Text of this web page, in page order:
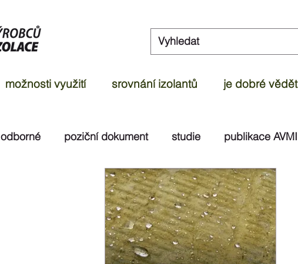
možnosti využití srovnání izolantů je dobré vědět
odborné poziční dokument studie publikace AVMI
článek ČOI videoreportáž test